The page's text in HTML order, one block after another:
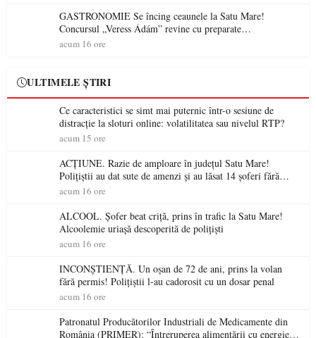
GASTRONOMIE Se încing ceaunele la Satu Mare!
Concursul „Veress Ádám” revine cu preparate
spectaculoase, premii și un jurat de renume
acum 16 ore
ULTIMELE ȘTIRI
Ce caracteristici se simt mai puternic într-o sesiune de
distracție la sloturi online: volatilitatea sau nivelul RTP?
acum 15 ore
ACȚIUNE. Razie de amploare în județul Satu Mare!
Polițiștii au dat sute de amenzi și au lăsat 14 șoferi fără
permis într-o singură zi
acum 16 ore
ALCOOL. Șofer beat criță, prins în trafic la Satu Mare!
Alcoolemie uriașă descoperită de polițiști
acum 16 ore
INCONȘTIENȚĂ. Un oșan de 72 de ani, prins la volan
fără permis! Polițiștii l-au cadorosit cu un dosar penal
acum 16 ore
Patronatul Producătorilor Industriali de Medicamente din
România (PRIMER): “Întreruperea alimentării cu energie